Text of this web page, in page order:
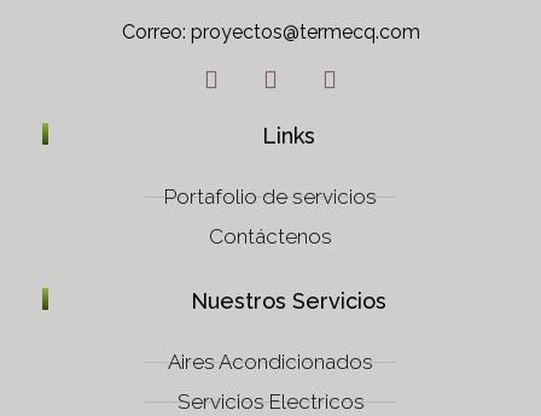
Correo: proyectos@termecq.com
Tel: (+57) 312 483 6792
Links
Portafolio de servicios
Contáctenos
Nuestros Servicios
Aires Acondicionados
Servicios Electricos